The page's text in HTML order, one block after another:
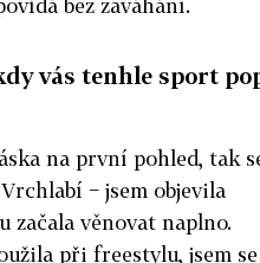
vás tenhle sport
na první pohled, tak
− jsem objevila
začala věnovat naplno.
při freestylu, jsem